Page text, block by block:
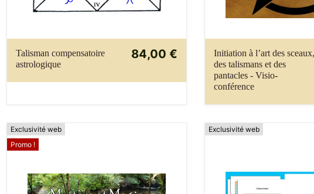
Talisman compensatoire
astrologique
84,00 €
Initiation à l’art des sceaux,
des talismans et des
pantacles - Visio-
conférence
Exclusivité web
Promo !
Exclusivité web